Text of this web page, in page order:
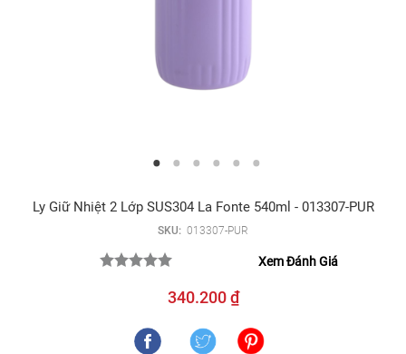
Ly Giữ Nhiệt 2 Lớp SUS304 La Fonte 540ml - 013307-PUR
SKU: 013307-PUR
Xem Đánh Giá
340.200 ₫